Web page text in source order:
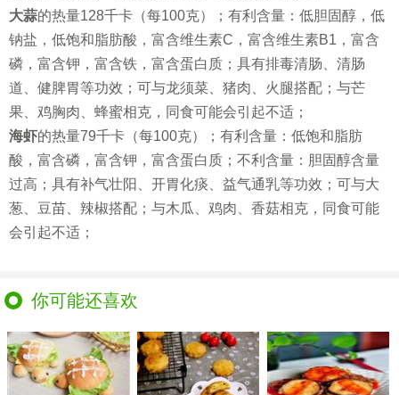
大蒜的热量128千卡（每100克）；有利含量：低胆固醇，低
钠盐，低饱和脂肪酸，富含维生素C，富含维生素B1，富含
磷，富含钾，富含铁，富含蛋白质；具有排毒清肠、清肠
道、健脾胃等功效；可与龙须菜、猪肉、火腿搭配；与芒
果、鸡胸肉、蜂蜜相克，同食可能会引起不适；
海虾的热量79千卡（每100克）；有利含量：低饱和脂肪
酸，富含磷，富含钾，富含蛋白质；不利含量：胆固醇含量
过高；具有补气壮阳、开胃化痰、益气通乳等功效；可与大
葱、豆苗、辣椒搭配；与木瓜、鸡肉、香菇相克，同食可能
会引起不适；
你可能还喜欢